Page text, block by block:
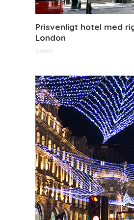
Prisvenligt hotel med
London
Sponset